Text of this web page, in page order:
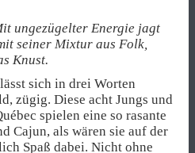
ungezügelter Energie jagt
seiner Mixtur aus Folk,
Knust.
lässt sich in drei Worten
zügig. Diese acht Jungs und
spielen eine so rasante
Cajun, als wären sie auf der
Spaß dabei. Nicht ohne